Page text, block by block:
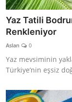
Yaz Tatili
Renkleniyor
Aslan 0
Yaz mevsiminin
Türkiye’nin eşsiz